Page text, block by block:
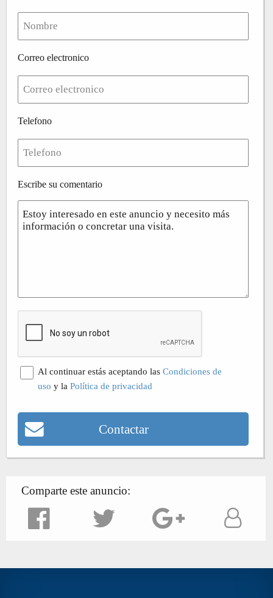
Correo electronico
Telefono
Escribe su comentario
Al continuar estás aceptando las Condiciones de
uso y la Política de privacidad
Contactar
Comparte este anuncio: